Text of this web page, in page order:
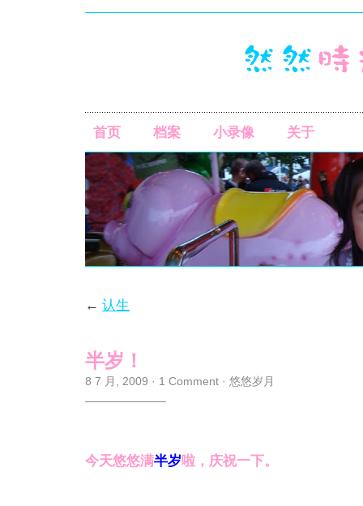
首页 档案 小录像 关于
← 认生
半岁！
8 7 月, 2009 · 1 Comment · 悠悠岁月
今天悠悠满半岁啦，庆祝一下。